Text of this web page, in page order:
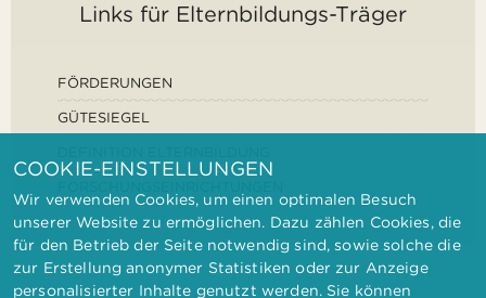
Links für Elternbildungs-Träger
FÖRDERUNGEN
GÜTESIEGEL
COOKIE-EINSTELLUNGEN
Wir verwenden Cookies, um einen optimalen Besuch
unserer Website zu ermöglichen. Dazu zählen Cookies, die
für den Betrieb der Seite notwendig sind, sowie solche die
zur Erstellung anonymer Statistiken oder zur Anzeige
personalisierter Inhalte genutzt werden. Sie können